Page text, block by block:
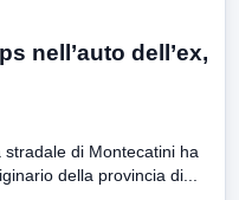
nell’auto dell’ex,
stradale di Montecatini ha
della provincia di...